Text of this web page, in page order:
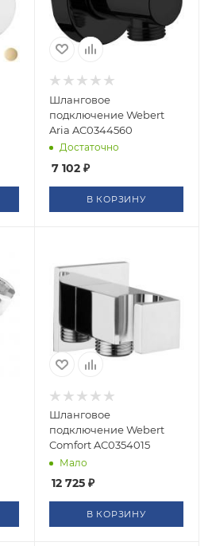
Шланговое
подключение Webert
Aria AC0344560
Достаточно
7 102₽
В КОРЗИНУ
Шланговое
подключение Webert
Comfort AC0354015
Мало
12 725₽
В КОРЗИНУ